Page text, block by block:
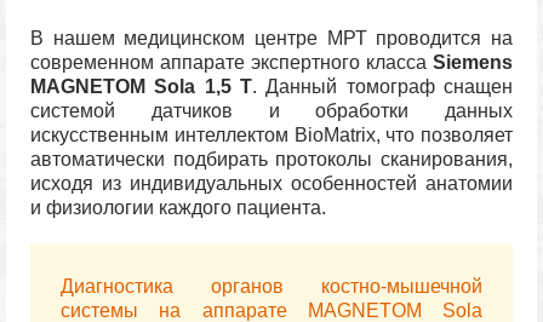
В нашем медицинском центре МРТ проводится на
современном аппарате экспертного класса Siemens
MAGNETOM Sola 1,5 Т. Данный томограф снащен
системой датчиков и обработки данных
искусственным интеллектом BioMatrix, что позволяет
автоматически подбирать протоколы сканирования,
исходя из индивидуальных особенностей анатомии
и физиологии каждого пациента.
Диагностика органов костно-мышечной
системы на аппарате MAGNETOM Sola